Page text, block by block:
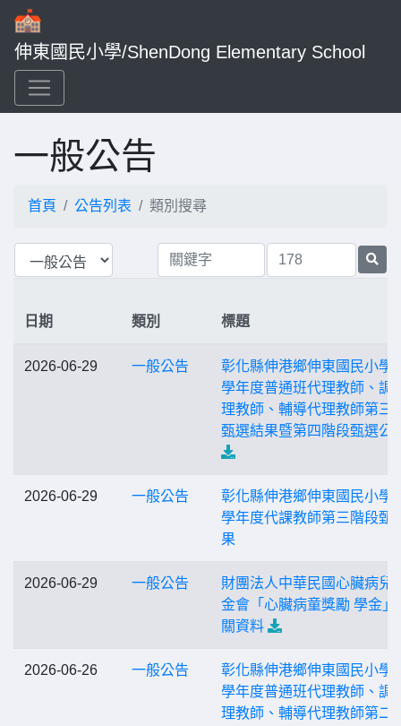
伸東國民小學/ShenDong Elementary School
一般公告
首頁 公告列表 類別搜尋
日期 類別 標題
2026-06-29 一般公告
彰化縣伸港鄉伸東國民小學
學年度普通班代理教師、調
理教師、輔導代理教師第三
甄選結果暨第四階段甄選公
2026-06-29 一般公告
彰化縣伸港鄉伸東國民小學
學年度代課教師第三階段甄
果
2026-06-29 一般公告
財團法人中華民國心臟病兒
金會「心臟病童獎勵 學金」
關資料
2026-06-26 一般公告
彰化縣伸港鄉伸東國民小學
學年度普通班代理教師、調
理教師、輔導代理教師第二